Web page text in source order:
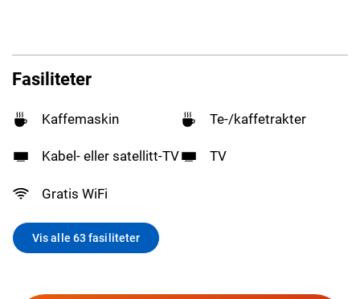
Fasiliteter
Kaffemaskin Te-/kaffetrakter
Kabel- eller satellitt-TV TV
Gratis WiFi
Vis alle 63 fasiliteter